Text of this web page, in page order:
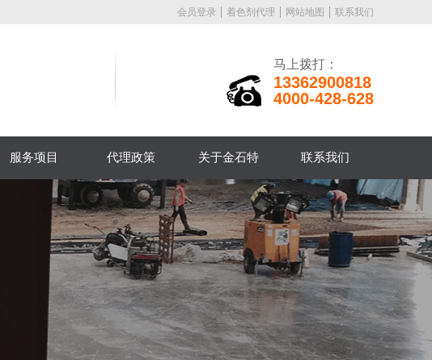
会员登录 着色剂代理 网站地图 联系我们
马上拨打：
13362900818
4000-428-628
服务项目 代理政策 关于金石特 联系我们